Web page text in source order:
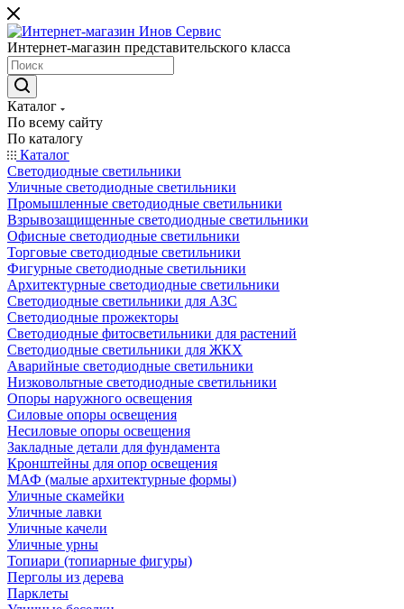
Интернет-магазин представительского класса
Каталог
По всему сайту
По каталогу
Каталог
Светодиодные светильники
Уличные светодиодные светильники
Промышленные светодиодные светильники
Взрывозащищенные светодиодные светильники
Офисные светодиодные светильники
Торговые светодиодные светильники
Фигурные светодиодные светильники
Архитектурные светодиодные светильники
Светодиодные светильники для АЗС
Светодиодные прожекторы
Светодиодные фитосветильники для растений
Светодиодные светильники для ЖКХ
Аварийные светодиодные светильники
Низковольтные светодиодные светильники
Опоры наружного освещения
Силовые опоры освещения
Несиловые опоры освещения
Закладные детали для фундамента
Кронштейны для опор освещения
МАФ (малые архитектурные формы)
Уличные скамейки
Уличные лавки
Уличные качели
Уличные урны
Топиари (топиарные фигуры)
Перголы из дерева
Парклеты